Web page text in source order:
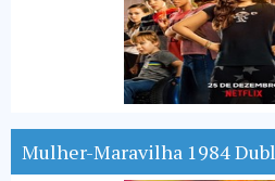
Mulher-Maravilha 1984